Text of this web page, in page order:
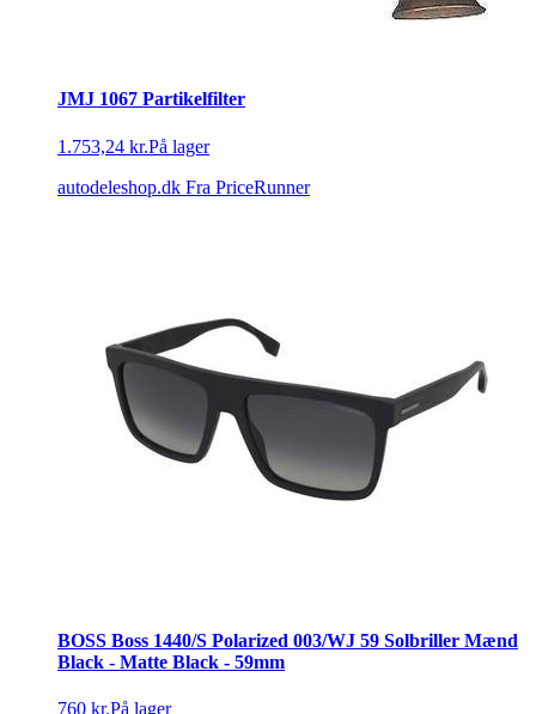
JMJ 1067 Partikelfilter
1.753,24 kr.På lager
autodeleshop.dk Fra PriceRunner
BOSS Boss 1440/S Polarized 003/WJ 59 Solbriller Mænd
Black - Matte Black - 59mm
760 kr.På lager